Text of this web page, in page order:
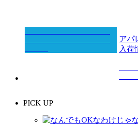
アパ
入荷
PICK UP
なんでもOKなわけじゃ